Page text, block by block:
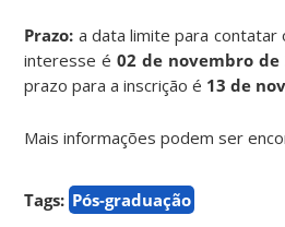
Prazo: a data limite para contatar
interesse é02 de novembro de
prazo para a inscrição é 13 de
Mais informações podem ser
Tags: Pós-graduação